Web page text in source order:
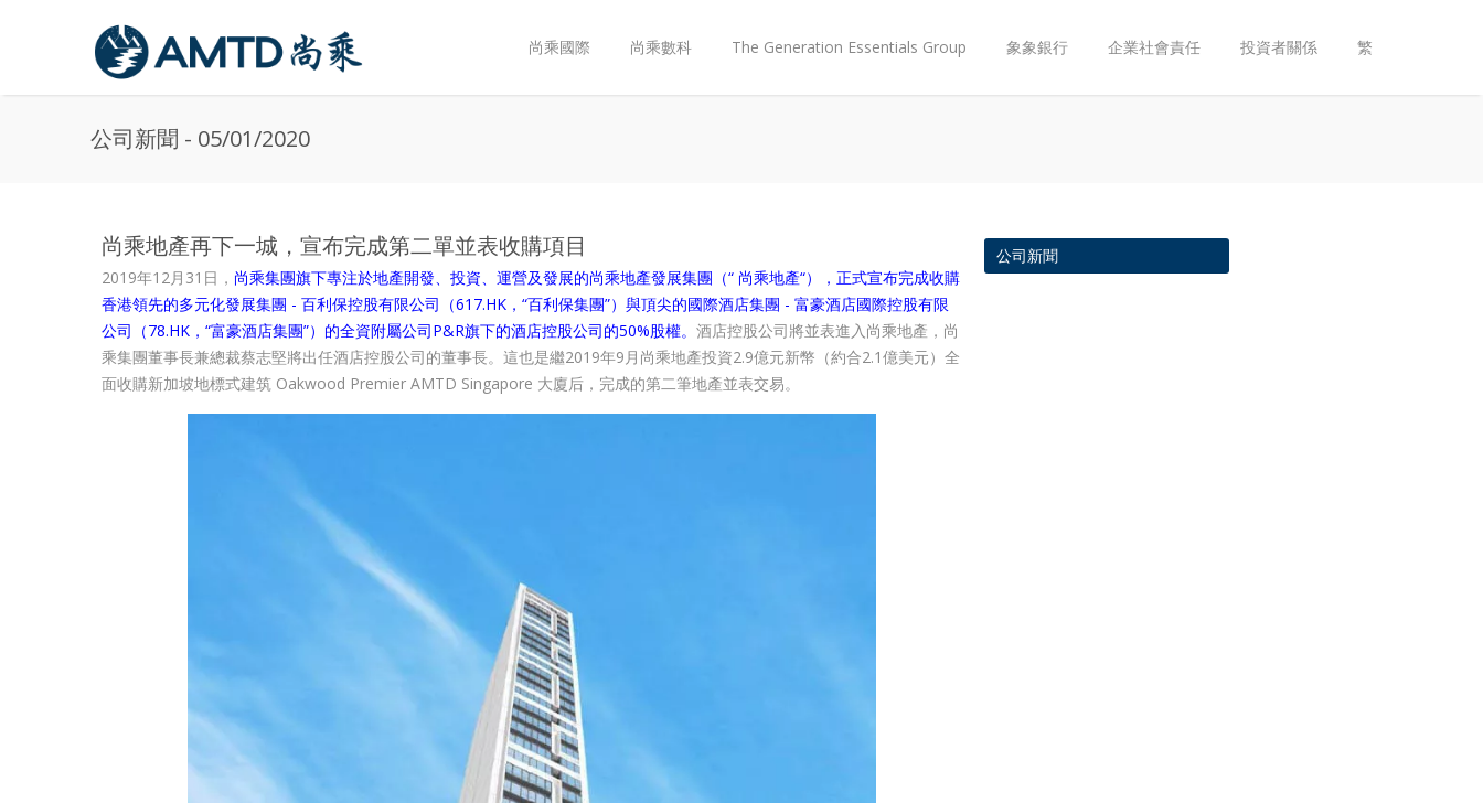
尚乘國際 尚乘數科 The Generation Essentials Group 象象銀行 企業社會責任 投資者關係 繁
公司新聞 - 05/01/2020
尚乘地產再下一城，宣布完成第二單並表收購項目
2019年12月31日， 尚乘集團旗下專注於地產開發、投資、運營及發展的尚乘地產發展集團（“ 尚乘地產“），正式宣布完成收購
香港領先的多元化發展集團 - 百利保控股有限公司（617.HK，“百利保集團”）與頂尖的國際酒店集團 - 富豪酒店國際控股有限
公司（78.HK，“富豪酒店集團”）的全資附屬公司P&R旗下的酒店控股公司的50%股權。 酒店控股公司將並表進入尚乘地產，尚
乘集團董事長兼總裁蔡志堅將出任酒店控股公司的董事長。這也是繼2019年9月尚乘地產投資2.9億元新幣（約合2.1億美元）全
面收購新加坡地標式建筑 Oakwood Premier AMTD Singapore 大廈后，完成的第二筆地產並表交易。
公司新聞